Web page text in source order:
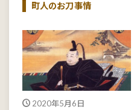
町人のお刀事情
2020年5月6日